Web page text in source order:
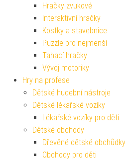
Hračky zvukové
Interaktivní hračky
Kostky a stavebnice
Puzzle pro nejmenší
Tahací hračky
Vývoj motoriky
Hry na profese
Dětské hudební nástroje
Dětské lékařské vozíky
Lékařské vozíky pro děti
Dětské obchody
Dřevěné dětské obchůdky
Obchody pro děti